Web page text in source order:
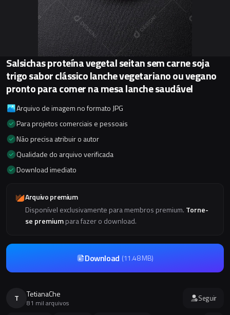
Salsichas proteína vegetal seitan sem carne soja
trigo sabor clássico lanche vegetariano ou vegano
pronto para comer na mesa lanche saudável
Arquivo de imagem no formato JPG
Para projetos comerciais e pessoais
Não precisa atribuir o autor
Qualidade do arquivo verificada
Download imediato
Arquivo premium
Disponível exclusivamente para membros premium. Torne-
se premiumpara fazer o download.
Download (11.48 MB)
T TetianaChe
81 mil arquivos Seguir